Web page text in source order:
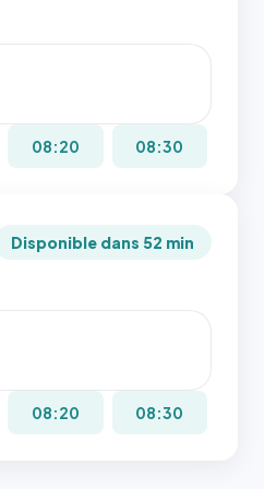
08:20 08:30
Disponible dans 52 min
08:20 08:30